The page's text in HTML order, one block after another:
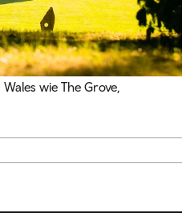
wie The Grove,